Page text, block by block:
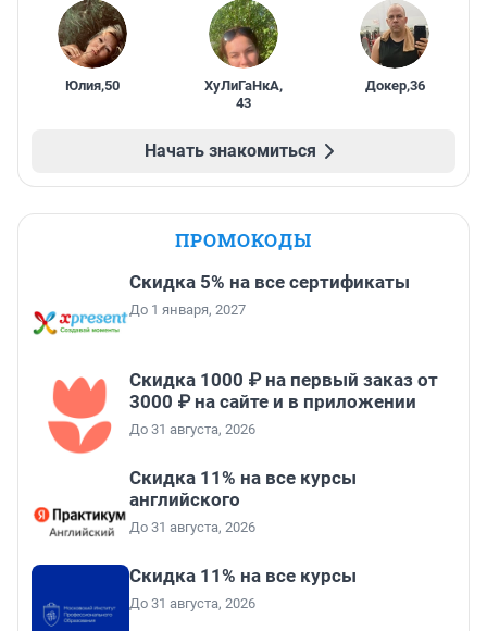
Юлия,50 ХуЛиГаНкА,
43
Докер,36
Начать знакомиться
ПРОМОКОДЫ
Скидка 5% на все сертификаты
До 1 января, 2027
Скидка 1000 ₽ на первый заказ от
3000 ₽ на сайте и в приложении
До 31 августа, 2026
Скидка 11% на все курсы
английского
До 31 августа, 2026
Скидка 11% на все курсы
До 31 августа, 2026